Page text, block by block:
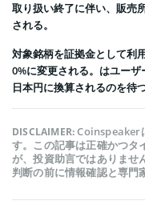
取り扱い終了に伴い、販売
される。
対象銘柄を証拠金として利
0%に変更される。はユー
日本円に換算されるのを待
DISCLAIMER:Coinspeaker
す。この記事は正確かつタ
が、投資助言ではありませ
判断の前に情報確認と専門